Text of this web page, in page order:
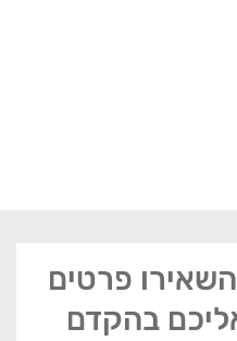
השאירו פרטים
בהקדם